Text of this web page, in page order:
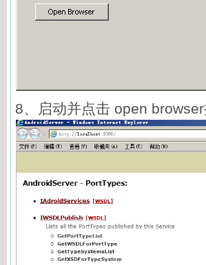
8、启动并点击 open